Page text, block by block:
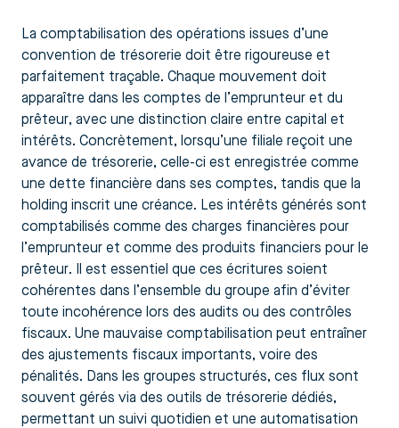
La comptabilisation des opérations issues d’une
convention de trésorerie doit être rigoureuse et
parfaitement traçable. Chaque mouvement doit
apparaître dans les comptes de l’emprunteur et du
prêteur, avec une distinction claire entre capital et
intérêts. Concrètement, lorsqu’une filiale reçoit une
avance de trésorerie, celle-ci est enregistrée comme
une dette financière dans ses comptes, tandis que la
holding inscrit une créance. Les intérêts générés sont
comptabilisés comme des charges financières pour
l’emprunteur et comme des produits financiers pour le
prêteur. Il est essentiel que ces écritures soient
cohérentes dans l’ensemble du groupe afin d’éviter
toute incohérence lors des audits ou des contrôles
fiscaux. Une mauvaise comptabilisation peut entraîner
des ajustements fiscaux importants, voire des
pénalités. Dans les groupes structurés, ces flux sont
souvent gérés via des outils de trésorerie dédiés,
permettant un suivi quotidien et une automatisation